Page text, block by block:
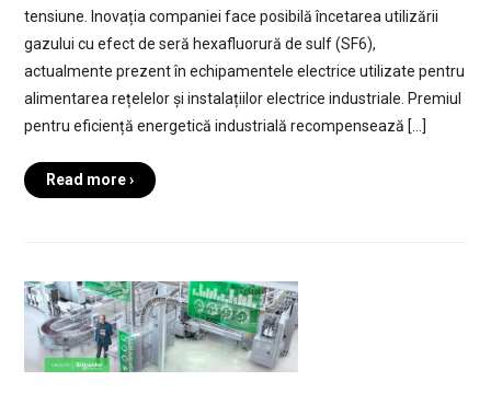
tensiune. Inovația companiei face posibilă încetarea utilizării
gazului cu efect de seră hexafluorură de sulf (SF6),
actualmente prezent în echipamentele electrice utilizate pentru
alimentarea rețelelor și instalațiilor electrice industriale. Premiul
pentru eficiență energetică industrială recompensează […]
Read more ›